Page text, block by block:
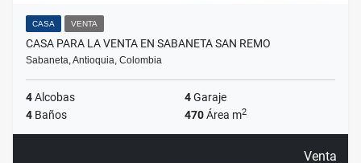
CASA VENTA
CASA PARA LA VENTA EN SABANETA SAN REMO
Sabaneta, Antioquia, Colombia
4Alcobas 4Garaje
4 Baños 470Área m2
Venta